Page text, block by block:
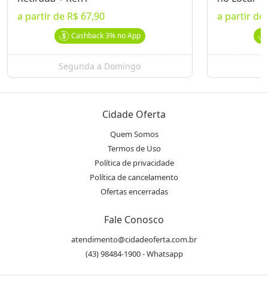
Av. Higienópolis, 2625 - Pq. Guanabara - Londrina,
PR
Telefone
(43) 3026.9471
@rossopomodoro.londrina
Essa oferta ainda não possui avaliações.
a partir de R$ 67,90
Cashback3%no App
Segunda a Domingo
a partir de
Cidade Oferta
Quem Somos
Termos de Uso
Política de privacidade
Política de cancelamento
Ofertas encerradas
Fale Conosco
atendimento@cidadeoferta.com.br
(43) 98484-1900 - Whatsapp